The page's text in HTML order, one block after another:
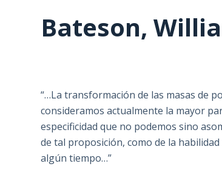
Bateson,
“…La transformación de las masas de
consideramos actualmente la mayor
especificidad que no podemos sino
de tal proposición, como de la
algún tiempo…”